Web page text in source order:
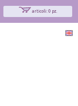
articoli: 0 pz.